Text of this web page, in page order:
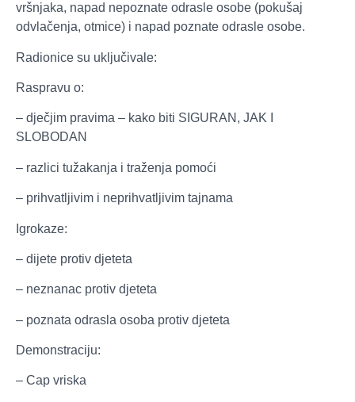
vršnjaka, napad nepoznate odrasle osobe (pokušaj
odvlačenja, otmice) i napad poznate odrasle osobe.
Radionice su uključivale:
Raspravu o:
– dječjim pravima – kako biti SIGURAN, JAK I
SLOBODAN
– razlici tužakanja i traženja pomoći
– prihvatljivim i neprihvatljivim tajnama
Igrokaze:
– dijete protiv djeteta
– neznanac protiv djeteta
– poznata odrasla osoba protiv djeteta
Demonstraciju:
– Cap vriska